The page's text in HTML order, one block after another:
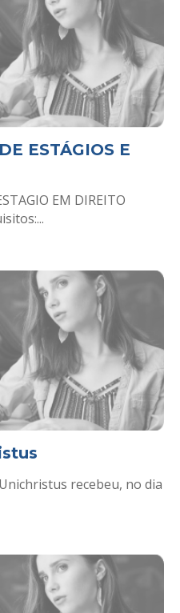
ESTÁGIOS E
EM DIREITO
recebeu, no dia